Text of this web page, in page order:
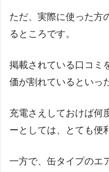
ただ、実際に使った方
るところです。
掲載されている口コミ
価が割れているといっ
充電さえしておけば何
ーとしては、とても便
一方で、缶タイプのエ